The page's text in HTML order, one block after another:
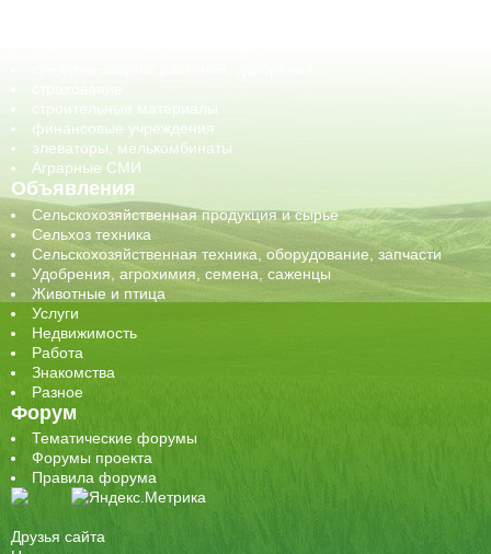
строительные материалы
финансовые учреждения
элеваторы, мелькомбинаты
Аграрные СМИ
Объявления
Сельскохозяйственная продукция и сырье
Сельхоз техника
Сельскохозяйственная техника, оборудование, запчасти
Удобрения, агрохимия, семена, саженцы
Животные и птица
Услуги
Недвижимость
Работа
Знакомства
Разное
Форум
Тематические форумы
Форумы проекта
Правила форума
Друзья сайта